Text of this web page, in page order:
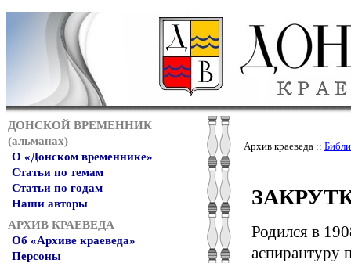
ДОНСКОЙ ВРЕМЕННИК
(альманах)
О «Донском временнике»
Статьи по темам
Статьи по годам
Наши авторы
АРХИВ КРАЕВЕДА
Об «Архиве краеведа»
Персоны
Архив краеведа ::
Родился в
аспирантуру